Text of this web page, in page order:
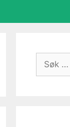
Søk
etter: